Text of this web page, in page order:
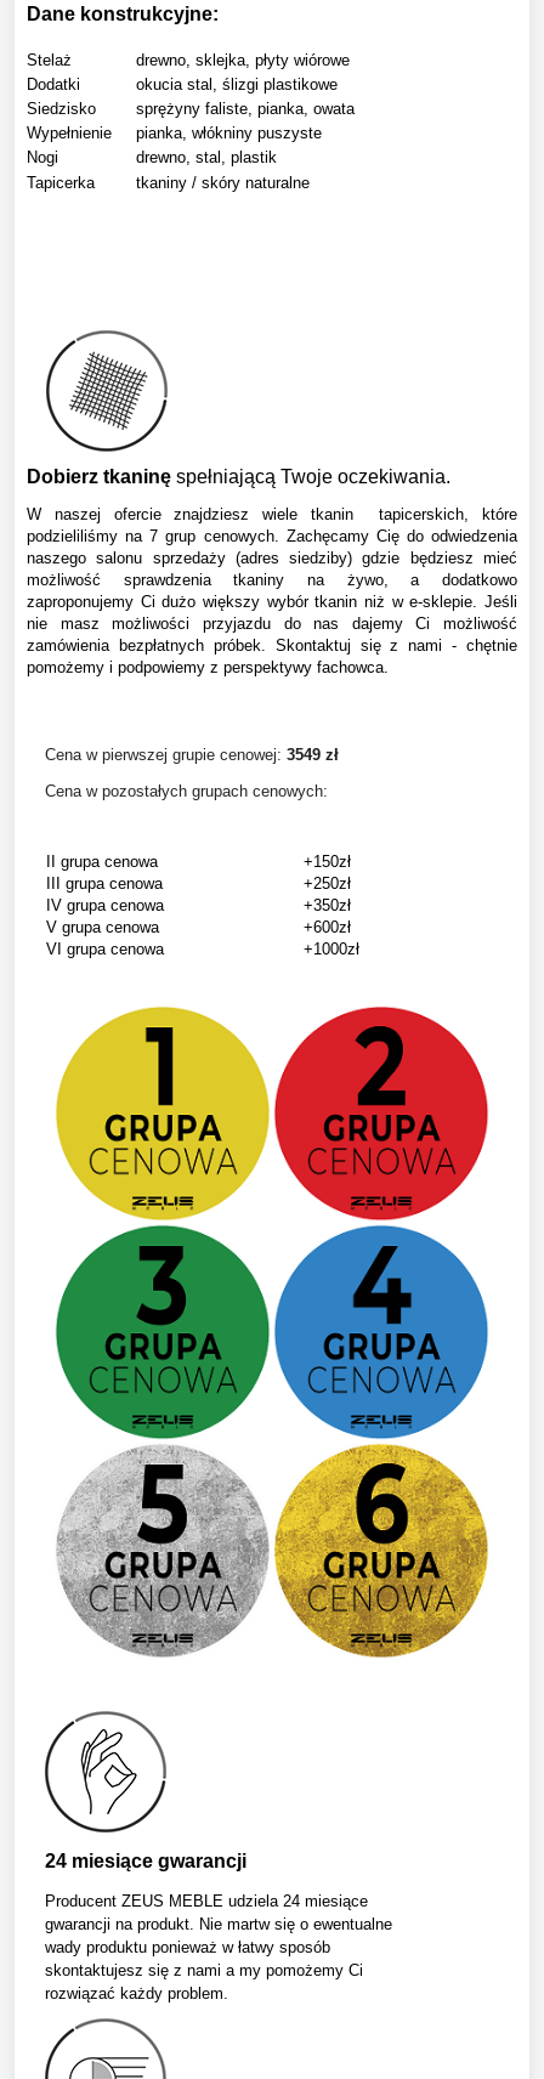
Dane konstrukcyjne:
Stelaż
drewno, sklejka, płyty wiórowe
Dodatki
okucia stal, ślizgi plastikowe
Siedzisko
sprężyny faliste, pianka, owata
Wypełnienie
pianka, włókniny puszyste
Nogi
drewno, stal, plastik
Tapicerka
tkaniny / skóry naturalne
Dobierz tkaninę spełniającą Twoje oczekiwania.
W naszej ofercie znajdziesz wiele tkanin tapicerskich, które
podzieliliśmy na 7 grup cenowych. Zachęcamy Cię do odwiedzenia
naszego salonu sprzedaży (adres siedziby) gdzie będziesz mieć
możliwość sprawdzenia tkaniny na żywo, a dodatkowo
zaproponujemy Ci dużo większy wybór tkanin niż w e-sklepie. Jeśli
nie masz możliwości przyjazdu do nas dajemy Ci możliwość
zamówienia bezpłatnych próbek. Skontaktuj się z nami - chętnie
pomożemy i podpowiemy z perspektywy fachowca.
Cena w pierwszej grupie cenowej: 3549 zł
Cena w pozostałych grupach cenowych:
II grupa cenowa
+150zł
III grupa cenowa
+250zł
IV grupa cenowa
+350zł
V grupa cenowa
+600zł
VI grupa cenowa
+1000zł
24 miesiące gwarancji
Producent ZEUS MEBLE udziela 24 miesiące
gwarancji na produkt. Nie martw się o ewentualne
wady produktu ponieważ w łatwy sposób
skontaktujesz się z nami a my pomożemy Ci
rozwiązać każdy problem.